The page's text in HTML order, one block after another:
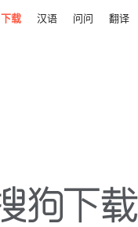
下载 汉语 问问 翻译